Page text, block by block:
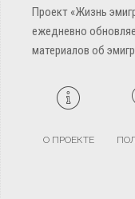
Проект «Жизнь
ежедневно
материалов об
О ПРОЕКТЕ